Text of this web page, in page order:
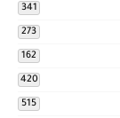
341
273
162
420
515